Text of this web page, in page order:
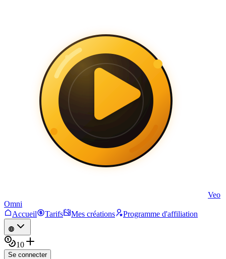
Veo
Omni
Accueil
Tarifs Mes créations Programme d'affiliation
10
Se connecter